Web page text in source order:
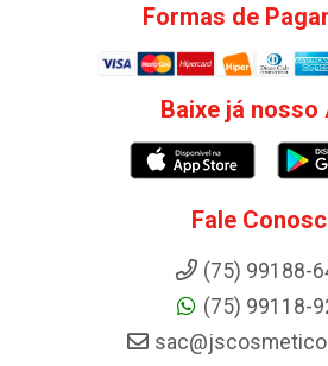
Formas de
Baixe já nosso
Fale
(75) 99188-
(75) 99118-